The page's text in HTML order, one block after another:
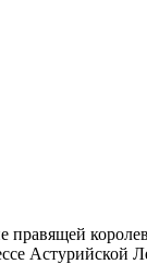
Астурийской